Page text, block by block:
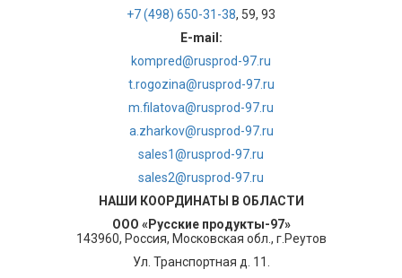
+7 (498) 650-31-38, 59, 93
E-mail:
kompred@rusprod-97.ru
t.rogozina@rusprod-97.ru
m.filatova@rusprod-97.ru
a.zharkov@rusprod-97.ru
sales1@rusprod-97.ru
sales2@rusprod-97.ru
НАШИ КООРДИНАТЫ В ОБЛАСТИ
ООО «Русские продукты-97»
143960, Россия, Московская обл., г.Реутов
Ул. Транспортная д. 11.